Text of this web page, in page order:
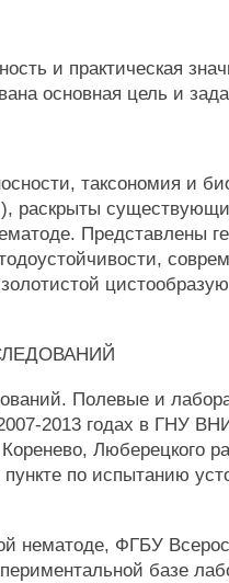
и практическая
основная цель и
таксономия и
раскрыты
Представлены
Полевые и
2013 годах в ГНУ
Люберецкого
по испытанию
нематоде, ФГБУ
базе